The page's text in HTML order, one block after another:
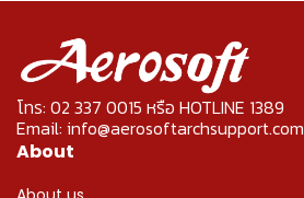
โทร: 02 337 0015 หรือ HOTLINE 1389
Email: info@aerosoftarchsupport.com
About